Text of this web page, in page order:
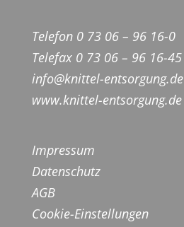
Telefon 0 73 06 – 96 16-0
Telefax 0 73 06 – 96 16-45
info@knittel-entsorgung.de
www.knittel-entsorgung.de
Impressum
Datenschutz
AGB
Cookie-Einstellungen